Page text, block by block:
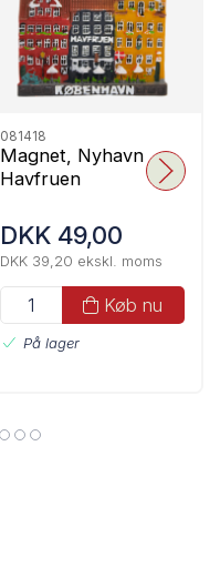
081418
Magnet, Nyhavn
Havfruen
DKK 49,00
DKK 39,20 ekskl. moms
Køb nu
På lager